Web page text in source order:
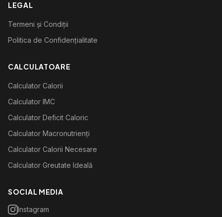
LEGAL
Termeni și Condiții
Politica de Confidențialitate
CALCULATOARE
Calculator Calorii
Calculator IMC
Calculator Deficit Caloric
Calculator Macronutrienți
Calculator Calorii Necesare
Calculator Greutate Ideală
SOCIAL MEDIA
Instagram